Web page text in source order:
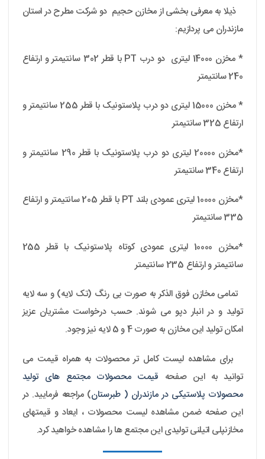
ذیلا به معرفی بخشی از مخازن حجیم دو شرکت مطرح در استان
مازندران می پردازیم:
* مخزن 14000 لیتری دو درب PT با قطر 302 سانتیمتر و ارتفاع
240 سانتیمتر
* مخزن 15000 لیتری دو درب پلاستونیک با قطر 255 سانتیمتر و
ارتفاع 325 سانتیمتر
*مخزن 20000 لیتری دو درب پلاستونیک با قطر 290 سانتیمتر و
ارتفاع 340 سانتیمتر
*مخزن 10000 لیتری عمودی بلند PT با قطر 205 سانتیمتر و ارتفاع
335 سانتیمتر
*مخزن 10000 لیتری عمودی کوتاه پلاستونیک با قطر 255
سانتیمتر و ارتفاع 235 سانتیمتر
تمامی مخازن فوق الذکر به صورت بی رنگ (تک لایه) و سه لایه
تولید و در انبار دپو می شوند. حسب درخواست مشتریان عزیز
امکان تولید این مخازن به صورت 4 و 5 لایه نیز وجود.
برای مشاهده لیست کامل تر محصولات به همراه قیمت می
توانید به این صفحه قیمت محصولات مجتمع های تولید
محصولات پلاستیکی در مازندران ( طبرستان) مراجعه فرمایید. در
این صفحه ضمن مشاهده لیست محصولات ، ایعاد و قیمتهای
مخازنپلی اتیلنی تولیدی این مجتمع ها را مشاهده خواهید کرد.